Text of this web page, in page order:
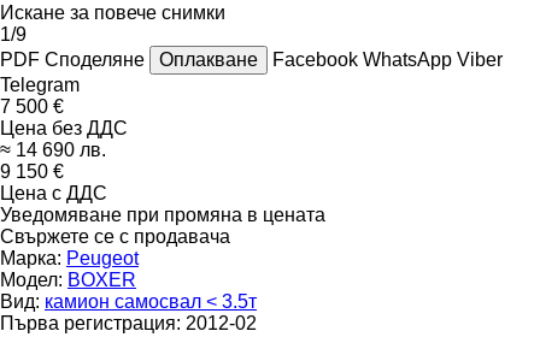
Искане за повече снимки
1/9
PDF Споделяне Оплакване Facebook WhatsApp Viber
Telegram
7 500 €
Цена без ДДС
≈ 14 690 лв.
9 150 €
Цена с ДДС
Уведомяване при промяна в цената
Свържете се с продавача
Марка: Peugeot
Модел: BOXER
Вид: камион самосвал < 3.5т
Първа регистрация: 2012-02